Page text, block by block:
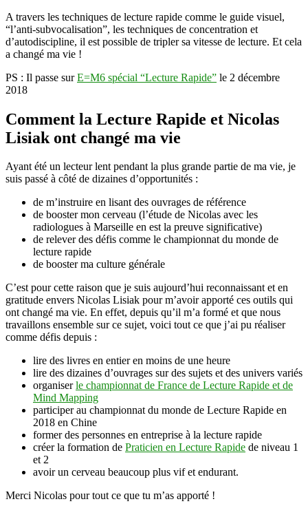
A travers les techniques de lecture rapide comme le guide visuel,
“l’anti-subvocalisation”, les techniques de concentration et
d’autodiscipline, il est possible de tripler sa vitesse de lecture. Et cela
a changé ma vie !
PS : Il passe surE=M6 spécial “Lecture Rapide” le 2 décembre
2018
Comment la Lecture Rapide et Nicolas
Lisiak ont changé ma vie
Ayant été un lecteur lent pendant la plus grande partie de ma vie, je
suis passé à côté de dizaines d’opportunités :
de m’instruire en lisant des ouvrages de référence
de booster mon cerveau (l’étude de Nicolas avec les
radiologues à Marseille en est la preuve significative)
de relever des défis comme le championnat du monde de
lecture rapide
de booster ma culture générale
C’est pour cette raison que je suis aujourd’hui reconnaissant et en
gratitude envers Nicolas Lisiak pour m’avoir apporté ces outils qui
ont changé ma vie. En effet, depuis qu’il m’a formé et que nous
travaillons ensemble sur ce sujet, voici tout ce que j’ai pu réaliser
comme défis depuis :
lire des livres en entier en moins de une heure
lire des dizaines d’ouvrages sur des sujets et des univers variés
organiserle championnat de France de Lecture Rapide et de
Mind Mapping
participer au championnat du monde de Lecture Rapide en
2018 en Chine
former des personnes en entreprise à la lecture rapide
créer la formation de Praticien en Lecture Rapide de niveau 1
et 2
avoir un cerveau beaucoup plus vif et endurant.
Merci Nicolas pour tout ce que tu m’as apporté !